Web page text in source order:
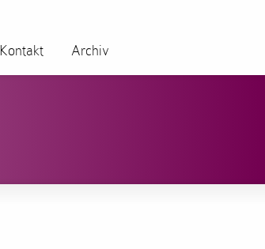
Kontakt Archiv